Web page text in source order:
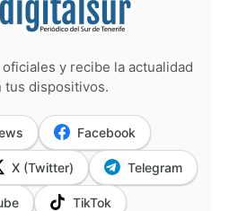
y recibe la actualidad
tus dispositivos.
Facebook
X (Twitter) Telegram
TikTok